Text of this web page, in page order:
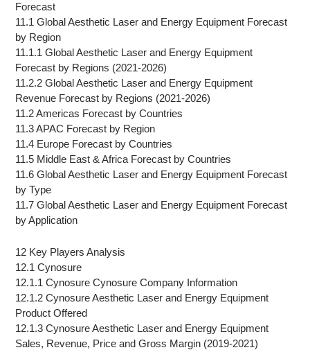
Forecast
11.1 Global Aesthetic Laser and Energy Equipment Forecast
by Region
11.1.1 Global Aesthetic Laser and Energy Equipment
Forecast by Regions (2021-2026)
11.2.2 Global Aesthetic Laser and Energy Equipment
Revenue Forecast by Regions (2021-2026)
11.2 Americas Forecast by Countries
11.3 APAC Forecast by Region
11.4 Europe Forecast by Countries
11.5 Middle East & Africa Forecast by Countries
11.6 Global Aesthetic Laser and Energy Equipment Forecast
by Type
11.7 Global Aesthetic Laser and Energy Equipment Forecast
by Application
12 Key Players Analysis
12.1 Cynosure
12.1.1 Cynosure Cynosure Company Information
12.1.2 Cynosure Aesthetic Laser and Energy Equipment
Product Offered
12.1.3 Cynosure Aesthetic Laser and Energy Equipment
Sales, Revenue, Price and Gross Margin (2019-2021)